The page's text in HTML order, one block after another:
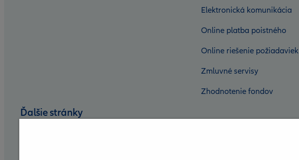
Elektronická komunikácia
Online platba poistného
Online riešenie požiadaviek
Zmluvné servisy
Zhodnotenie fondov
Ďalšie stránky